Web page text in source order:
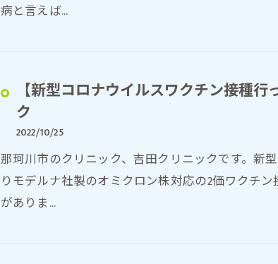
病と言えば…
【新型コロナウイルスワクチン接種
ク
2022/10/25
那珂川市のクリニック、吉田クリニックです。新
りモデルナ社製のオミクロン株対応の2価ワクチ
がありま…